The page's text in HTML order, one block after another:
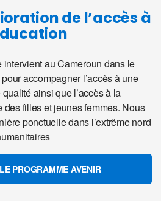
de l’accès à
au Cameroun dans le
accompagner l’accès à une
ainsi que l’accès à la
filles et jeunes femmes. Nous
ponctuelle dans l’extrême nord
PROGRAMME AVENIR